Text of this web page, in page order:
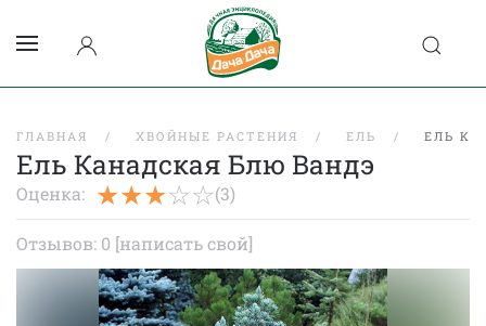
ГЛАВНАЯ ХВОЙНЫЕ РАСТЕНИЯ ЕЛЬ ЕЛЬ
Ель Канадская Блю Вандэ
Оценка: (3)
Отзывов: 0 [написать свой]